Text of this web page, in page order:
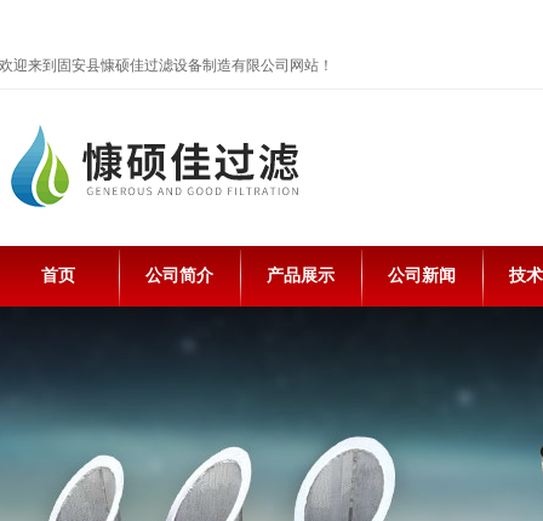
欢迎来到固安县慷硕佳过滤设备制造有限公司网站！
首页 公司简介 产品展示 公司新闻 技